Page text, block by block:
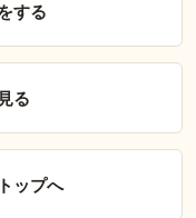
する
る
ップへ